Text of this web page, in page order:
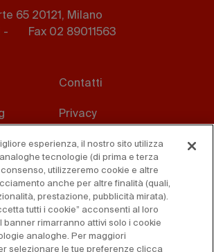
65 20121, Milano
-
Fax 02 89011563
Contatti
Privacy
D. Lgs. 231/01
Condizioni di vendita
esperienza, il nostro sito utilizza
tecnologie (di prima e terza
utilizzeremo cookie e altre
anche per altre finalità (quali,
prestazione, pubblicità mirata).
tutti i cookie” acconsenti al loro
banner rimarranno attivi solo i cookie
analoghe. Per maggiori
selezionare le tue preferenze clicca